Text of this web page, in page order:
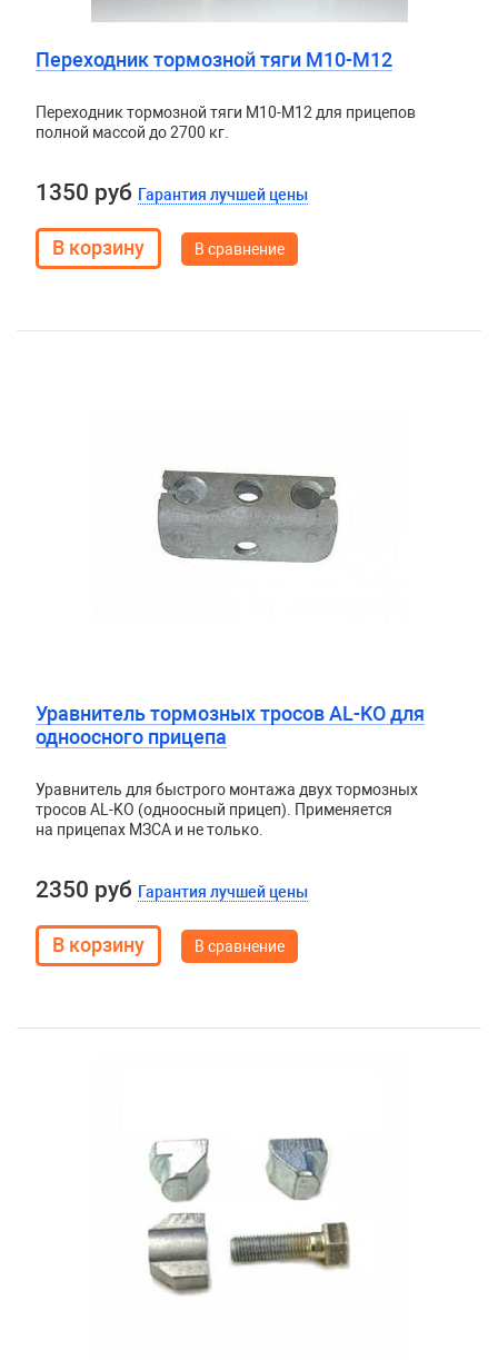
Переходник тормозной тяги М10-М12
Переходник тормозной тяги М10-М12 для прицепов
полной массой до 2700 кг.
1350 руб Гарантия лучшей цены
В сравнение
Уравнитель тормозных тросов AL-KO для
одноосного прицепа
Уравнитель для быстрого монтажа двух тормозных
тросов AL-KO (одноосный прицеп). Применяется
на прицепах МЗСА и не только.
2350 руб Гарантия лучшей цены
В сравнение